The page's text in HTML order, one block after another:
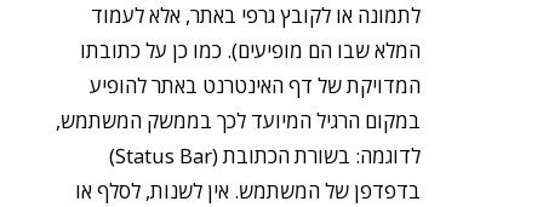
לתמונה או לקובץ גרפי באתר, אלא לעמוד
המלא שבו הם מופיעים). כמו כן על כתובתו
המדויקת של דף האינטרנט באתר להופיע
במקום הרגיל המיועד לכך בממשק המשתמש,
לדוגמה: בשורת הכתובת (Status Bar)
בדפדפן של המשתמש. אין לשנות, לסלף או